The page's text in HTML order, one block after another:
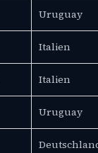
Uruguay
Italien
Italien
Uruguay